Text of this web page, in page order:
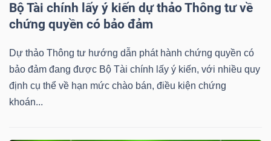
Bộ Tài chính lấy ý kiến dự thảo Thông tư về
chứng quyền có bảo đảm
Dự thảo Thông tư hướng dẫn phát hành chứng quyền có
bảo đảm đang được Bộ Tài chính lấy ý kiến, với nhiều quy
định cụ thể về hạn mức chào bán, điều kiện chứng
khoán...
SỨC
KHỎE
TÀI